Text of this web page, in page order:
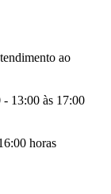
ao
- 13:00 às 17:00
horas